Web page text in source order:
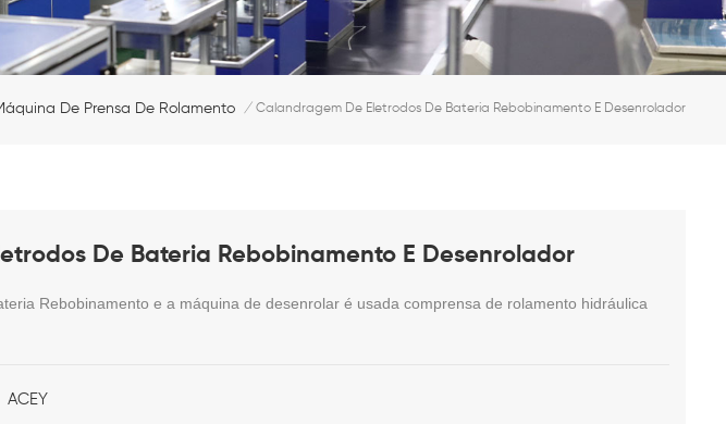
De Prensa De Rolamento / Calandragem De Eletrodos De Bateria Rebobinamento E Desenrolador
De Bateria Rebobinamento E Desenrolador
Rebobinamento e a máquina de desenrolar é usada comprensa de rolamento hidráulica
ACEY